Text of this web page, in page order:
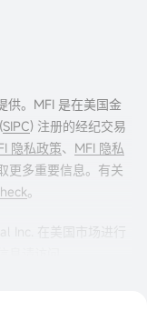
供。MFI 是在美国金
SIPC) 注册的经纪交易
隐私政策、 MFI 隐私
更多重要信息。有关
。
Inc. 在美国市场进行
请访问